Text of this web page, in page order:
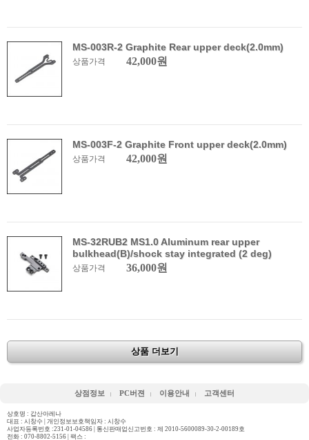
MS-003R-2 Graphite Rear upper deck(2.0mm)
상품가격 42,000원
MS-003F-2 Graphite Front upper deck(2.0mm)
상품가격 42,000원
MS-32RUB2 MS1.0 Aluminum rear upper
bulkhead(B)/shock stay integrated (2 deg)
상품가격 36,000원
상품 더보기
상점정보 PC버젼 이용안내 고객센터
상호명 : 갑산아레나
대표 : 시창수 | 개인정보보호책임자 : 시창수
사업자등록번호 :231-01-04586 | 통신판매업신고번호 : 제 2010-5600089-30-2-00189호
전화 : 070-8802-5156 | 팩스 :